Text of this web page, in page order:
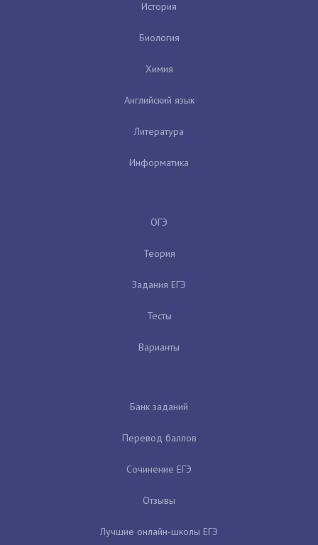
История
Биология
Химия
Английский язык
Литература
Информатика
ОГЭ
Теория
Задания ЕГЭ
Тесты
Варианты
Банк заданий
Перевод баллов
Сочинение ЕГЭ
Отзывы
Лучшие онлайн-школы ЕГЭ